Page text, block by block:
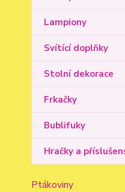
Lampiony
Svítící doplňky
Stolní dekorace
Frkačky
Bublifuky
Hračky a
Ptákoviny